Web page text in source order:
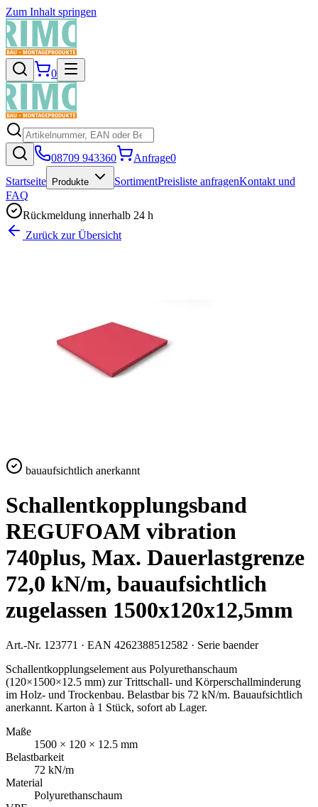
Zum Inhalt springen
0
08709 943360 Anfrage0
Startseite
Produkte SortimentPreisliste anfragenKontakt und
FAQ
Rückmeldung innerhalb 24 h
Zurück zur Übersicht
bauaufsichtlich anerkannt
Schallentkopplungsband
REGUFOAM vibration
740plus, Max. Dauerlastgrenze
72,0 kN/m, bauaufsichtlich
zugelassen 1500x120x12,5mm
Art.-Nr. 123771 · EAN 4262388512582 · Serie baender
Schallentkopplungselement aus Polyurethanschaum
(120×1500×12.5 mm) zur Trittschall- und Körperschallminderung
im Holz- und Trockenbau. Belastbar bis 72 kN/m. Bauaufsichtlich
anerkannt. Karton à 1 Stück, sofort ab Lager.
Maße
1500 × 120 × 12.5 mm
Belastbarkeit
72 kN/m
Material
Polyurethanschaum